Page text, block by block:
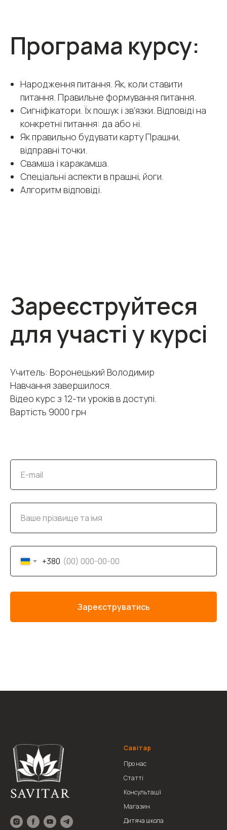
Програма курсу:
Народження питання. Як, коли ставити
питання. Правильне формування питання.
Сигніфікатори. Їх пошук і зв'язки. Відповіді на
конкретні питання: да або ні.
Як правильно будувати карту Прашни,
відправні точки.
Свамша і каракамша.
Спеціальні аспекти в прашні, йоги.
Алгоритм відповіді.
Зареєструйтеся
для участі у курсі
Учитель: Воронецький Володимир
Навчання завершилося.
Відео курс з 12-ти уроків в доступі.
Вартість 9000 грн
+380
Зареєструватись
Савітар
Про нас
Статті
Консультації
Магазин
Дитяча школа